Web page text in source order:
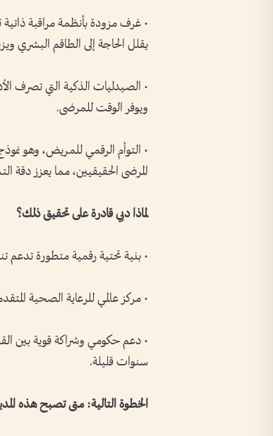
• غرف مزودة بأنظمة مراقبة
يقلل الحاجة إلى الطاقم البشري
• الصيدليات الذكية التي تصرف
ويوفر الوقت للمرضى.
• التوأم الرقمي للمريض، وهو
المرضى الحقيقيين، مما يعزز دقة
لماذا دبي قادرة على تحقيق ذلك؟
• بنية تحتية رقمية متطورة تدعم
• مركز عالمي للرعاية الصحية
• دعم حكومي وشراكة قوية بين
سنوات قليلة.
الخطوة التالية: متى تصبح هذه